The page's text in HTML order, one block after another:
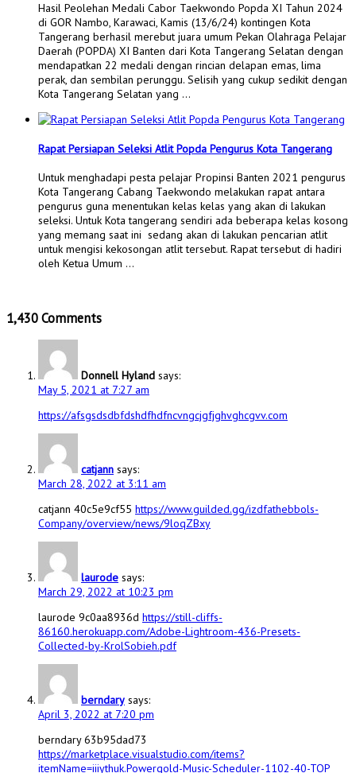
Hasil Peolehan Medali Cabor Taekwondo Popda XI Tahun 2024
di GOR Nambo, Karawaci, Kamis (13/6/24) kontingen Kota
Tangerang berhasil merebut juara umum Pekan Olahraga Pelajar
Daerah (POPDA) XI Banten dari Kota Tangerang Selatan dengan
mendapatkan 22 medali dengan rincian delapan emas, lima
perak, dan sembilan perunggu. Selisih yang cukup sedikit dengan
Kota Tangerang Selatan yang …
Rapat Persiapan Seleksi Atlit Popda Pengurus Kota Tangerang
Untuk menghadapi pesta pelajar Propinsi Banten 2021 pengurus
Kota Tangerang Cabang Taekwondo melakukan rapat antara
pengurus guna menentukan kelas kelas yang akan di lakukan
seleksi. Untuk Kota tangerang sendiri ada beberapa kelas kosong
yang memang saat ini sedang akan di lakukan pencarian atlit
untuk mengisi kekosongan atlit tersebut. Rapat tersebut di hadiri
oleh Ketua Umum …
1,430 Comments
Donnell Hyland says:
May 5, 2021 at 7:27 am
https://afsgsdsdbfdshdfhdfncvngcjgfjghvghcgvv.com
catjann says:
March 28, 2022 at 3:11 am
catjann 40c5e9cf55 https://www.guilded.gg/izdfathebbols-
Company/overview/news/9loqZBxy
laurode says:
March 29, 2022 at 10:23 pm
laurode 9c0aa8936d https://still-cliffs-
86160.herokuapp.com/Adobe-Lightroom-436-Presets-
Collected-by-KrolSobieh.pdf
berndary says:
April 3, 2022 at 7:20 pm
berndary 63b95dad73
https://marketplace.visualstudio.com/items?
itemName=iiiythuk.Powergold-Music-Scheduler-1102-40-TOP